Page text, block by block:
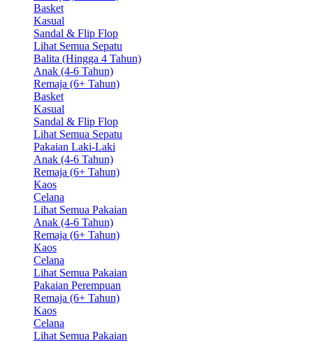
Basket
Kasual
Sandal & Flip Flop
Lihat Semua Sepatu
Balita (Hingga 4 Tahun)
Anak (4-6 Tahun)
Remaja (6+ Tahun)
Basket
Kasual
Sandal & Flip Flop
Lihat Semua Sepatu
Pakaian Laki-Laki
Anak (4-6 Tahun)
Remaja (6+ Tahun)
Kaos
Celana
Lihat Semua Pakaian
Anak (4-6 Tahun)
Remaja (6+ Tahun)
Kaos
Celana
Lihat Semua Pakaian
Pakaian Perempuan
Remaja (6+ Tahun)
Kaos
Celana
Lihat Semua Pakaian